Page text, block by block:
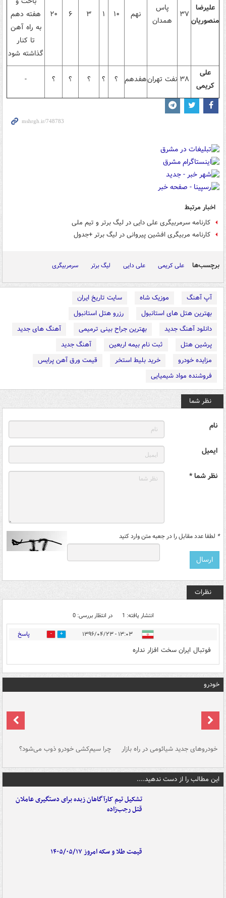
علیرضا
منصوریان
۳۷
پاس
همدان
نهم ۱۰ ۱ ۳ ۶ ۲۰
هفته دهم
به راه آهن
تا کنار
گذاشته شود
علی
کریمی
۳۸ نفت تهرانهفدهم ؟ ؟ ؟ ؟ ؟ -
اخبار مرتبط
کارنامه سرمربیگری علی دایی در لیگ برتر و تیم ملی
کارنامه مربیگری افشین پیروانی در لیگ برتر +جدول
برچسب‌ها علی کریمی علی دایی لیگ برتر سرمربیگری
آپ آهنگ موزیک شاه
سایت تاریخ ایران
بهترین هتل های استانبول
رزرو هتل استانبول
دانلود آهنگ جدید
بهترین جراح بینی ترمیمی
آهنگ های جدید
پرشین هتل
ثبت نام بیمه اربعین
آهنگ جدید
مزایده خودرو
خرید بلیط استخر
قیمت ورق آهن پرایس
فروشنده مواد شیمیایی
نظر شما
نام
ایمیل
نظر شما *
* لطفا عدد مقابل را در جعبه متن وارد کنید
نظرات
انتشار یافته: 1 در انتظار بررسی: 0
۱۳:۰۳ - ۱۳۹۶/۰۴/۲۳ 0 پاسخ
فوتبال ایران سخت افزار نداره
خودرو
خودروهای جدید شیائومی در راه بازار چرا سیم‌کشی خودرو ذوب می‌شود؟
این مطالب را از دست ندهید....
تشکیل تیم کارآگاهان زبده برای دستگیری عاملان
قتل رجب‌زاده
قیمت طلا و سکه امروز ۱۴۰۵/۰۵/۱۷